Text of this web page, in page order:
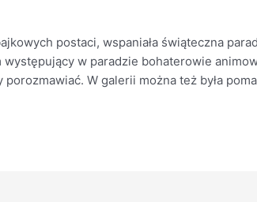
postaci, wspaniała świąteczna
w paradzie bohaterowie
W galerii można też była